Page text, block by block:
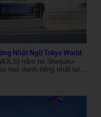
Nhật Ngữ Tokyo World
nằm tại Shinjuku-
học danh tiếng nhất tại